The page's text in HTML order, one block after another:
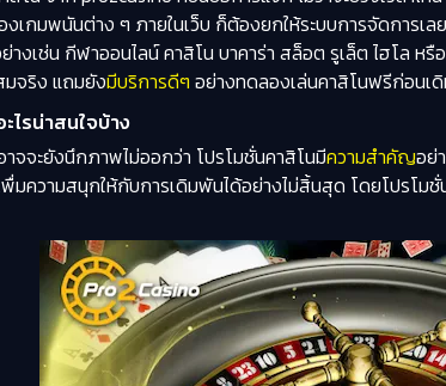
เกมพนันต่าง ๆ ภายในเว็บ ก็ต้องยกให้ระบบการจัดการเ
างเช่น กีฬาออนไลน์ คาสิโน บาคาร่า สล็อต รูเล็ต ไฮโล
จริง แถมยังมีบริการดีๆ อย่างทดลองเล่นคาสิโนฟรีก่อนเ
ไรน่าสนใจบ้าง
จจะยังนึกภาพไม่ออกว่า โปรโมชั่นคาสิโนมีความสำคัญอย่
มความสนุกให้กับการเดิมพันได้อย่างไม่สิ้นสุด โดยโปรโม